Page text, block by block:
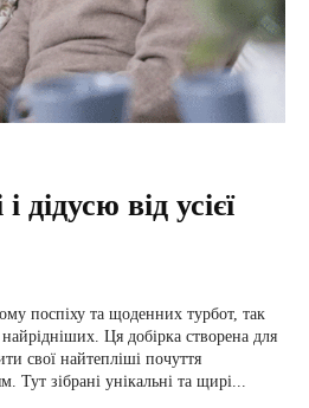
дідусю від усієї
поспіху та щоденних турбот, так
Ця добірка створена для
свої найтепліші почуття
Тут зібрані унікальні та щирі...